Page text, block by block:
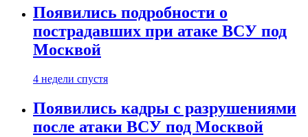
Появились подробности о
пострадавших при атаке ВСУ под
Москвой
4 недели спустя
Появились кадры с разрушениями
после атаки ВСУ под Москвой